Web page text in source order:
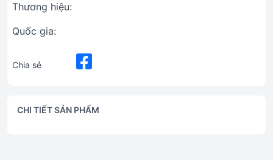
Thương hiệu:
Quốc gia:
Chia sẻ
CHI TIẾT SẢN PHẨM